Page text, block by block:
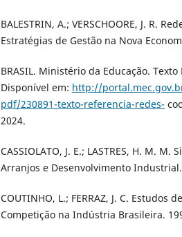
BALESTRIN, A.; VERSCHOORE, J. R.
Estratégias de Gestão na Nova
BRASIL. Ministério da Educação.
Disponível em: http://
pdf/230891-texto-referencia-redes-
2024.
CASSIOLATO, J. E.; LASTRES, H. M.
Arranjos e Desenvolvimento
COUTINHO, L.; FERRAZ, J. C. Estudos
Competição na Indústria Brasileira.